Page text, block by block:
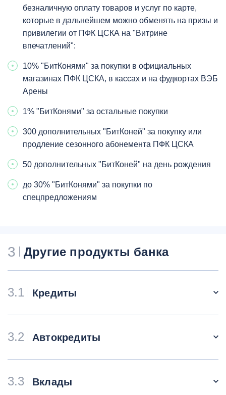
безналичную оплату товаров и услуг по карте,
которые в дальнейшем можно обменять на призы и
привилегии от ПФК ЦСКА на "Витрине
впечатлений":
10% "БитКонями" за покупки в официальных
магазинах ПФК ЦСКА, в кассах и на фудкортах ВЭБ
Арены
1% "БитКонями" за остальные покупки
300 дополнительных "БитКоней" за покупку или
продление сезонного абонемента ПФК ЦСКА
50 дополнительных "БитКоней" на день рождения
до 30% "БитКонями" за покупки по
спецпредложениям
3 Другие продукты банка
3.1 Кредиты
3.2 Автокредиты
3.3 Вклады